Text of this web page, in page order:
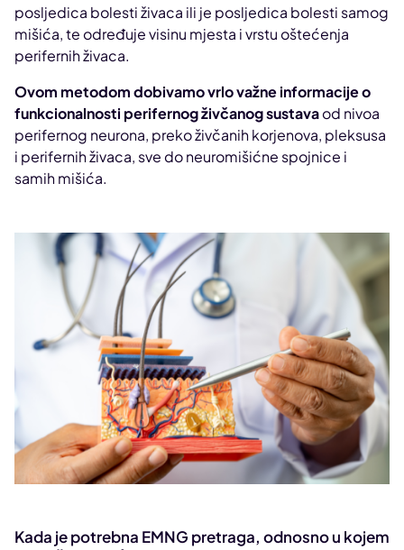
posljedica bolesti živaca ili je posljedica bolesti samog
mišića, te određuje visinu mjesta i vrstu oštećenja
perifernih živaca.
Ovom metodom dobivamo vrlo važne informacije o
funkcionalnosti perifernog živčanog sustavaod nivoa
perifernog neurona, preko živčanih korjenova, pleksusa
i perifernih živaca, sve do neuromišićne spojnice i
samih mišića.
Kada je potrebna EMNG pretraga, odnosno u kojem